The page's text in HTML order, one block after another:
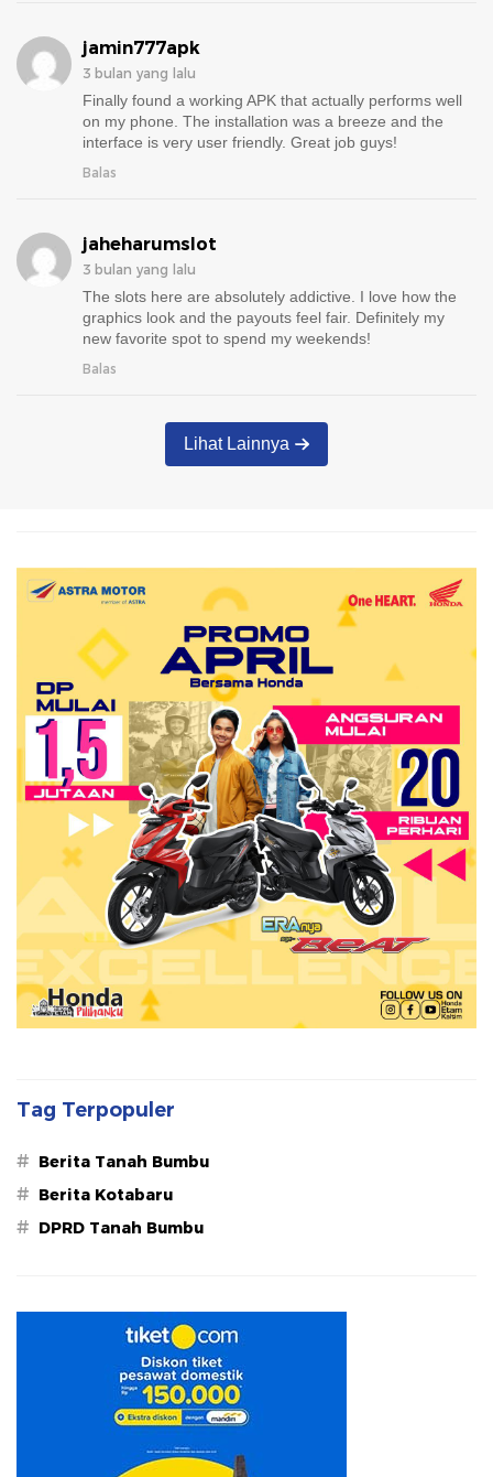
jamin777apk
3 bulan yang lalu
Finally found a working APK that actually performs well
on my phone. The installation was a breeze and the
interface is very user friendly. Great job guys!
Balas
jaheharumslot
3 bulan yang lalu
The slots here are absolutely addictive. I love how the
graphics look and the payouts feel fair. Definitely my
new favorite spot to spend my weekends!
Balas
Lihat Lainnya
Tag Terpopuler
# Berita Tanah Bumbu
# Berita Kotabaru
# DPRD Tanah Bumbu